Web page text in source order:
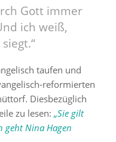
Gott immer
ich weiß,
taufen und
reformierten
Diesbezüglich
zu lesen: „Sie gilt
geht Nina Hagen